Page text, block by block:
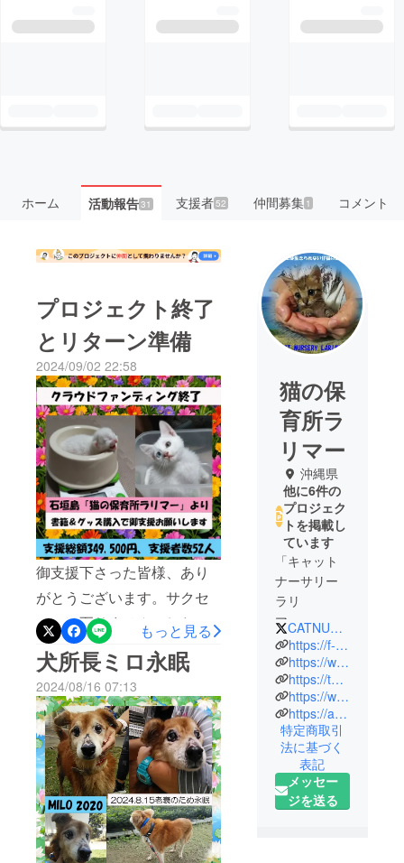
ホーム 活動報告31 支援者52 仲間募集 1 コメント
プロジェクト終了
とリターン準備
2024/09/02 22:58
御支援下さった皆様、あり
がとうございます。サクセ
スには至りませんでした
が、総額349,500円の御支援
をいただきました。手数料
（12%） 41,940円 ＋ 決
済手数料（5%） 17,475円
＝ 手数料小計 59,415円、
手数料にかかる消費税
（10.0%）5,941円、手数料
合計65,356円、合計振込金
額は、284,144円とのことで
もっと見る
犬所長ミロ永眠
2024/08/16 07:13
猫の保
育所ラ
リマー
沖縄県
他に6件の
プロジェク
トを掲載し
ています
「キャット
ナーサリー
ラリ
マー」、
2021年2月
22日オープ
ンしまし
た。
ひとりで生
きられない
仔猫を保護
者とお世話
ボランティ
CATNURSERYLARI1
https://f-f-f8.wixsite.com/larimar
https://www.alphapolis.co.jp/novel/91317188/268021176
https://twitter.com/CATNURSERYLARI1
https://www.instagram.com/cat_nursery_larimer/
https://ameblo.jp/nekonoie1/
特定商取引
法に基づく
表記
メッセー
ジを送る